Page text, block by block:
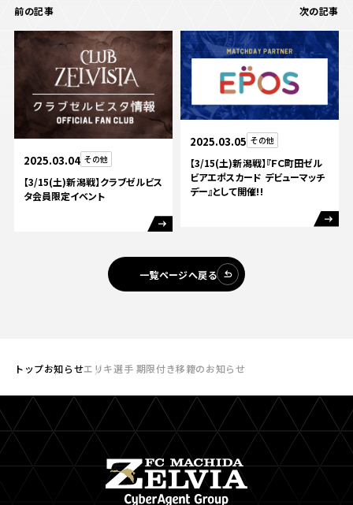
前の記事
2025.03.04 その他
【3/15(土)新潟戦】クラブゼルビス
タ会員限定イベント
次の記事
2025.03.05 その他
【3/15(土)新潟戦】『ＦＣ町田ゼル
ビアエポスカード デビューマッチ
デー』として開催!!
一覧ページへ戻る
トップお知らせエリキ選手 期限付き移籍のお知らせ